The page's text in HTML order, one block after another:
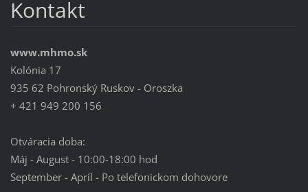
Kontakt
www.mhmo.sk
Kolónia 17
935 62 Pohronský Ruskov - Oroszka
+ 421 949 200 156
Otváracia doba:
Máj - August - 10:00-18:00 hod
September - Apríl - Po telefonickom dohovore